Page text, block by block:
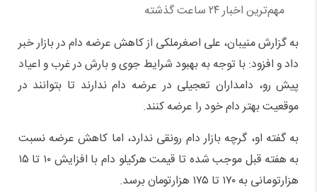
مهم‌ترین اخبار ۲۴ ساعت گذشته
به گزارش منیبان، علی اصغرملکی از کاهش عرضه دام در بازار خبر
داد و افزود: با توجه به بهبود شرایط جوی و بارش در غرب و اعیاد
پیش رو، دامداران تعجیلی در عرضه دام ندارند تا بتوانند در
موقعیت بهتر دام خود را عرضه کنند.
به گفته او، گرچه بازار دام رونقی ندارد، اما کاهش عرضه نسبت
به هفته قبل موجب شده تا قیمت هرکیلو دام با افزایش ۱۰ تا ۱۵
هزارتومانی به ۱۷۰ تا ۱۷۵ هزارتومان برسد.